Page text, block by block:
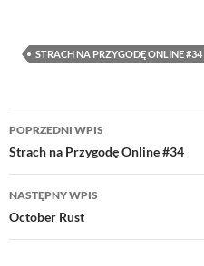
STRACH NA PRZYGODĘ ONLINE #34
Nawigacja
wpisu
POPRZEDNI WPIS
Strach na Przygodę Online #34
NASTĘPNY WPIS
October Rust